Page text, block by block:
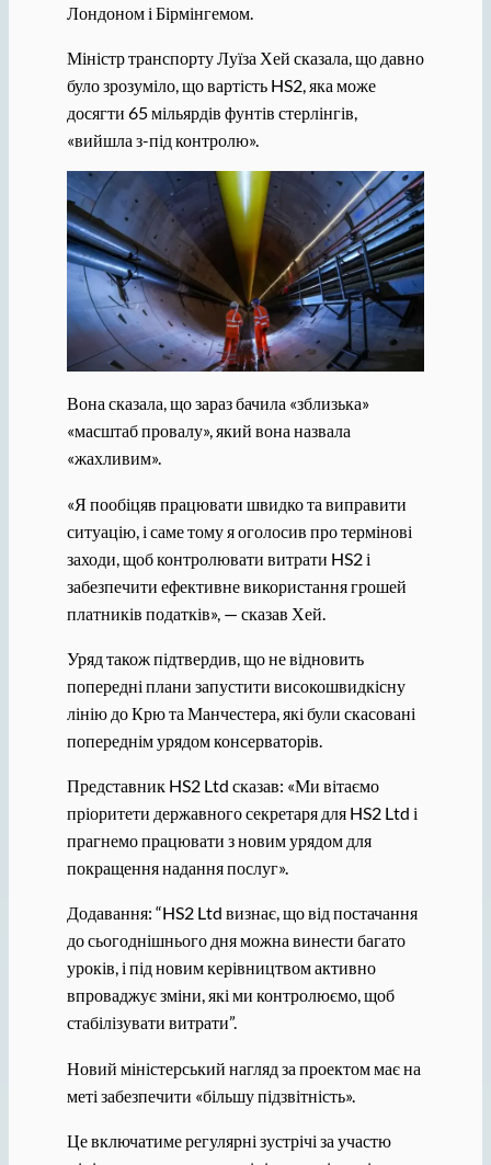
Лондоном і Бірмінгемом.
Міністр транспорту Луїза Хей сказала, що давно
було зрозуміло, що вартість HS2, яка може
досягти 65 мільярдів фунтів стерлінгів,
«вийшла з-під контролю».
Вона сказала, що зараз бачила «зблизька»
«масштаб провалу», який вона назвала
«жахливим».
«Я пообіцяв працювати швидко та виправити
ситуацію, і саме тому я оголосив про термінові
заходи, щоб контролювати витрати HS2 і
забезпечити ефективне використання грошей
платників податків», — сказав Хей.
Уряд також підтвердив, що не відновить
попередні плани запустити високошвидкісну
лінію до Крю та Манчестера, які були скасовані
попереднім урядом консерваторів.
Представник HS2 Ltd сказав: «Ми вітаємо
пріоритети державного секретаря для HS2 Ltd і
прагнемо працювати з новим урядом для
покращення надання послуг».
Додавання: “HS2 Ltd визнає, що від постачання
до сьогоднішнього дня можна винести багато
уроків, і під новим керівництвом активно
впроваджує зміни, які ми контролюємо, щоб
стабілізувати витрати”.
Новий міністерський нагляд за проектом має на
меті забезпечити «більшу підзвітність».
Це включатиме регулярні зустрічі за участю